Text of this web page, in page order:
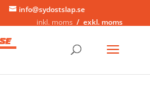
info@sydostslap.se
inkl. moms
exkl. moms